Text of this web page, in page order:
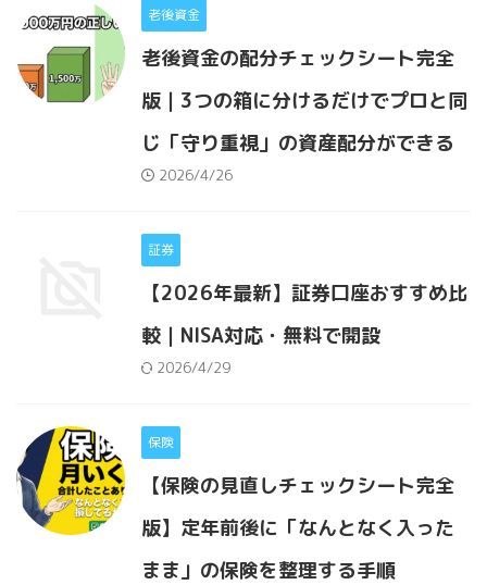
老後資金
老後資金の配分チェックシート完全
版｜3つの箱に分けるだけでプロと同
じ「守り重視」の資産配分ができる
2026/4/26
証券
【2026年最新】証券口座おすすめ比
較｜NISA対応・無料で開設
2026/4/29
保険
【保険の見直しチェックシート完全
版】定年前後に「なんとなく入った
まま」の保険を整理する手順